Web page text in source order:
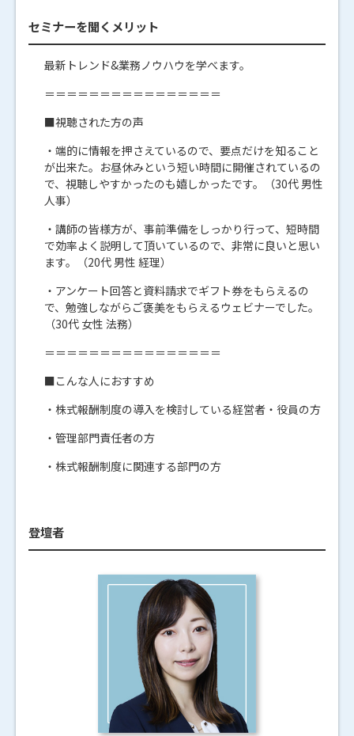
セミナーを聞くメリット
最新トレンド&業務ノウハウを学べます。
＝＝＝＝＝＝＝＝＝＝＝＝＝＝＝＝
■視聴された方の声
・端的に情報を押さえているので、要点だけを知ること
が出来た。お昼休みという短い時間に開催されているの
で、視聴しやすかったのも嬉しかったです。（30代 男性
人事）
・講師の皆様方が、事前準備をしっかり行って、短時間
で効率よく説明して頂いているので、非常に良いと思い
ます。（20代 男性 経理）
・アンケート回答と資料請求でギフト券をもらえるの
で、勉強しながらご褒美をもらえるウェビナーでした。
（30代 女性 法務）
＝＝＝＝＝＝＝＝＝＝＝＝＝＝＝＝
■こんな人におすすめ
・株式報酬制度の導入を検討している経営者・役員の方
・管理部門責任者の方
・株式報酬制度に関連する部門の方
登壇者